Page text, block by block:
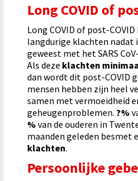
Long COVID of
Long COVID of post-
langdurige klachten nadat
geweest met het SARS
Als deze klachten
dan wordt dit post-COVID
mensen hebben zijn heel
samen met vermoeidheid
geheugenproblemen. ?%
% van de ouderen in
maanden geleden besmet
klachten.
Persoonlijke